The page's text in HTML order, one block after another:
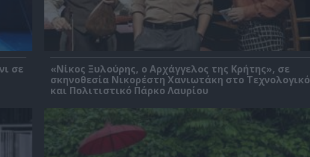
σε
«Νίκος Ξυλούρης, ο Αρχάγγελος της Κρήτης», σε
σκηνοθεσία Νικορέστη Χανιωτάκη στο Τεχνολογικό
και Πολιτιστικό Πάρκο Λαυρίου